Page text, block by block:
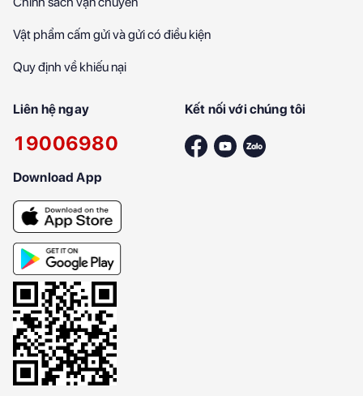
Vật phẩm cấm gửi và gửi có điều kiện
Quy định về khiếu nại
Liên hệ ngay
19006980
Kết nối với chúng tôi
Download App